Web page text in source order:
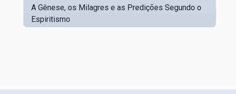
A Gênese, os Milagres e as Predições Segundo o
Espiritismo